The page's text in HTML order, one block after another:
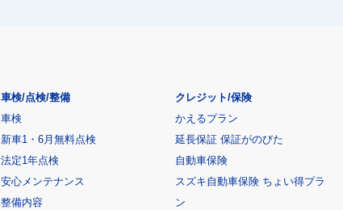
車検/点検/整備
車検
新車1・6月無料点検
法定1年点検
安心メンテナンス
整備内容
クレジット/保険
かえるプラン
延長保証 保証がのびた
自動車保険
スズキ自動車保険 ちょい得プラ
ン